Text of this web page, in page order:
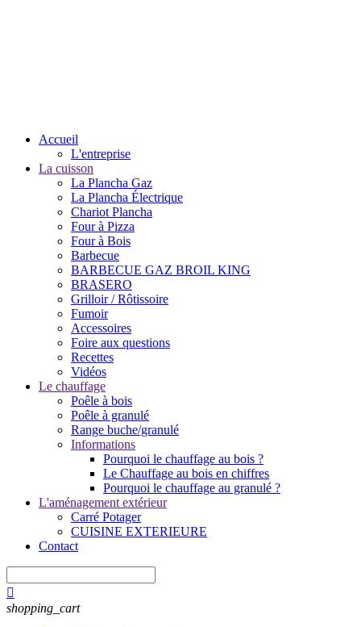
Accueil
L'entreprise
La cuisson
La Plancha Gaz
La Plancha Électrique
Chariot Plancha
Four à Pizza
Four à Bois
Barbecue
BARBECUE GAZ BROIL KING
BRASERO
Grilloir / Rôtissoire
Fumoir
Accessoires
Foire aux questions
Recettes
Vidéos
Le chauffage
Poêle à bois
Poêle à granulé
Range buche/granulé
Informations
Pourquoi le chauffage au bois ?
Le Chauffage au bois en chiffres
Pourquoi le chauffage au granulé ?
L'aménagement extérieur
Carré Potager
CUISINE EXTERIEURE
Contact

shopping_cart